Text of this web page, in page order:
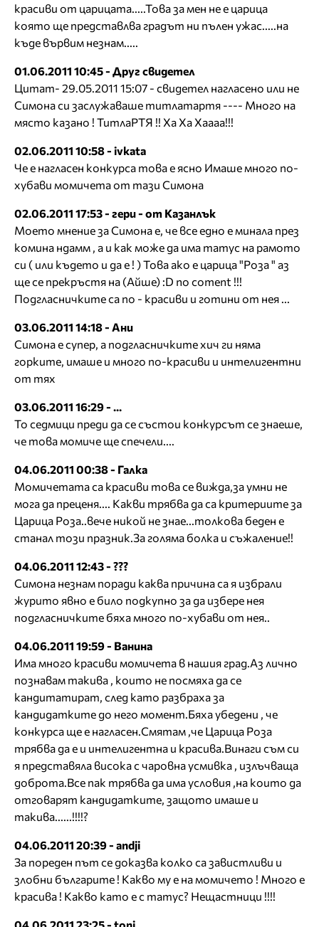
красиви от царицата.....Това за мен не е царица
която ще представлва градът ни пълен ужас.....на
къде вървим незнам.....
01.06.2011 10:45 - Друг свидетел
Цитат- 29.05.2011 15:07 - свидетел нагласено или не
Симона си заслужаваше титлатартя ---- Много на
място казано ! ТитлаРТЯ !! Ха Ха Хаааа!!!
02.06.2011 10:58 - ivkata
Че е нагласен конкурса това е ясно Имаше много по-
хубави момичета от тази Симона
02.06.2011 17:53 - гери - от Казанлък
Моето мнение за Симона е, че все едно е минала през
комина ндамм , а и как може да има татус на рамото
си ( или където и да е ! ) Това ако е царица "Роза " аз
ще се прекръстя на (Айше) :D no coment !!!
Подгласничките са по - красиви и готини от нея ...
03.06.2011 14:18 - Ани
Симона е супер, а подгласничките хич ги няма
горките, имаше и много по-красиви и интелигентни
от тях
03.06.2011 16:29 - ...
То седмици преди да се състои конкурсът се знаеше,
че това момиче ще спечели....
04.06.2011 00:38 - Галка
Момичетата са красиви това се вижда,за умни не
мога да преценя.... Какви трябва да са критериите за
Царица Роза..вече никой не знае...толкова беден е
станал този празник.За голяма болка и съжаление!!
04.06.2011 12:43 - ???
Симона незнам поради каква причина са я избрали
журито явно е било подкупно за да избере нея
подгласничките бяха много по-хубави от нея..
04.06.2011 19:59 - Ванина
Има много красиви момичета в нашия град.Аз лично
познавам такива , които не посмяха да се
кандитатират, след като разбраха за
кандидатките до него момент.Бяха убедени , че
конкурса ще е нагласен.Смятам ,че Царица Роза
трябва да е и интелигентна и красива.Винаги съм си
я представяла висока с чаровна усмивка , излъчваща
доброта.Все пак трябва да има условия ,на които да
отговарят кандидатките, защото имаше и
такива......!!!!?
04.06.2011 20:39 - andji
За пореден път се доказва колко са завистливи и
злобни българите ! Какво му е на момичето ! Много е
красива ! Какво като е с татус? Нещастници !!!!